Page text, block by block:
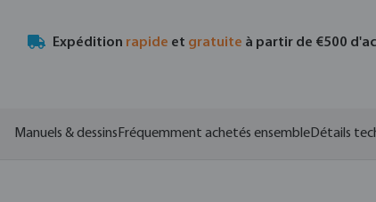
Expédition rapide et gratuite à partir de €500
Manuels & dessins Fréquemment achetés ensembleDétails